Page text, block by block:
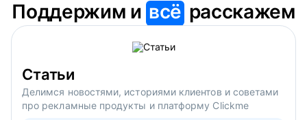
Поддержим ивсё расскажем
Статьи
Делимся новостями, историями клиентов и советами
про рекламные продукты и платформу Clickme